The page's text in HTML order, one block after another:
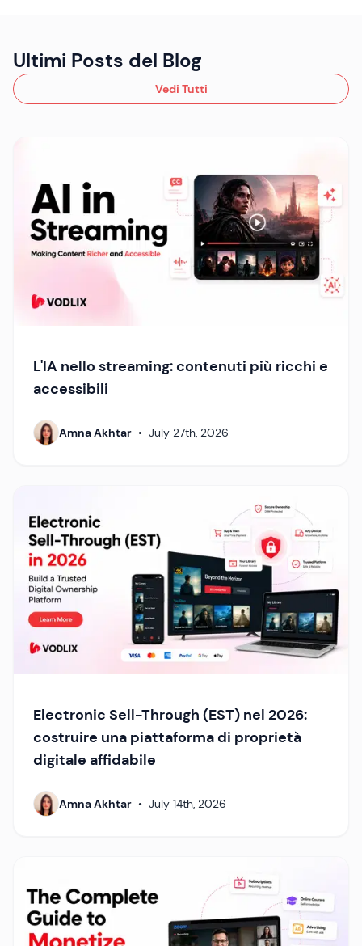
Ultimi Posts del Blog
Vedi Tutti
L'IA nello streaming: contenuti più ricchi e
accessibili
Amna Akhtar • July 27th, 2026
Electronic Sell-Through (EST) nel 2026:
costruire una piattaforma di proprietà
digitale affidabile
Amna Akhtar • July 14th, 2026